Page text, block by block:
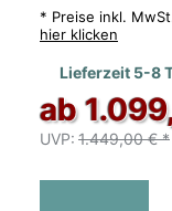
* Preise inkl.
hier klicken
Lieferzeit 5-8
ab
UVP: 1.449,00 € *